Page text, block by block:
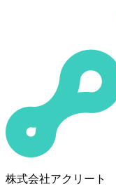
株式会社アクリート